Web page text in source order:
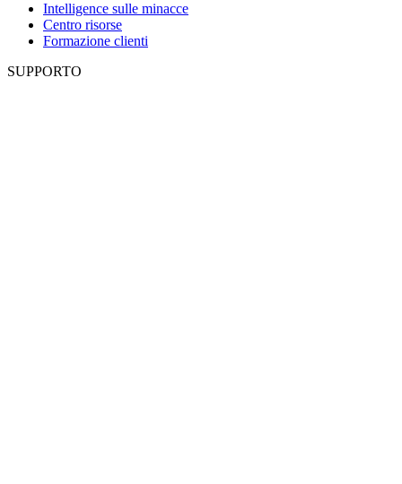
Intelligence sulle minacce
Centro risorse
Formazione clienti
SUPPORTO